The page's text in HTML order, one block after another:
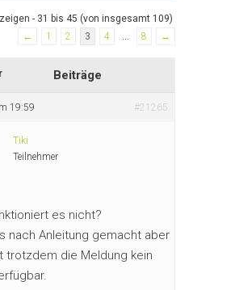
- 31 bis 45 (von insgesamt 109)
←
1 2 3 4 8 →
Beiträge
19:59 #21265
Tiki
Teilnehmer
es nicht?
nach Anleitung gemacht aber
trotzdem die Meldung kein